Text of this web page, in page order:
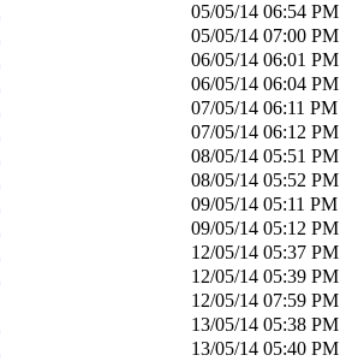
05/05/14 06:54 PM
05/05/14 07:00 PM
06/05/14 06:01 PM
06/05/14 06:04 PM
07/05/14 06:11 PM
07/05/14 06:12 PM
08/05/14 05:51 PM
08/05/14 05:52 PM
09/05/14 05:11 PM
09/05/14 05:12 PM
12/05/14 05:37 PM
12/05/14 05:39 PM
12/05/14 07:59 PM
13/05/14 05:38 PM
13/05/14 05:40 PM